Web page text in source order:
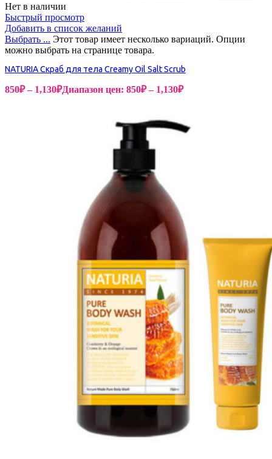
Нет в наличии
Быстрый просмотр
Добавить в список желаний
Выбрать ... Этот товар имеет несколько вариаций. Опции
можно выбрать на странице товара.
NATURIA Скраб для тела Сreamy Oil Salt Scrub
850₽ – 1,130₽Диапазон цен: 850₽ – 1,130₽